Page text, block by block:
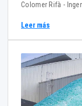
Colomer Rifà -
webertene advance
Leer más